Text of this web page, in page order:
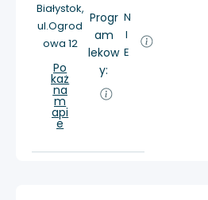
Białystok,
ul.Ogrod
owa 12
Po
każ
na
m
api
e
Progr
am
lekow
y:
N
I
E